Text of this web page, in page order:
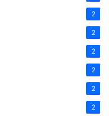
2
2
2
2
2
2